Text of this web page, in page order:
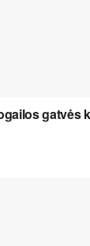
gatvės